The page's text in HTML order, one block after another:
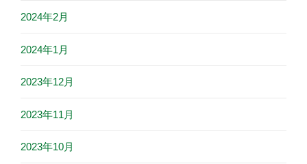
2024年2月
2024年1月
2023年12月
2023年11月
2023年10月